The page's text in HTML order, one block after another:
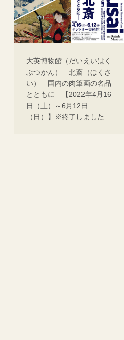
大英博物館（だいえいはく
ぶつかん） 北斎（ほくさ
い）―国内の肉筆画の名品
とともに―【2022年4月16
日（土）～6月12日
（日）】※終了しました